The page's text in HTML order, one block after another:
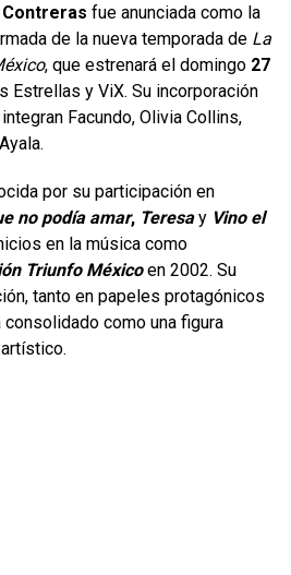
fue anunciada como la
de la nueva temporada de La
, que estrenará el domingo 27
Estrellas y ViX. Su incorporación
Facundo, Olivia Collins,
por su participación en
no podía amar, Teresay Vino el
en la música como
Triunfo Méxicoen 2002. Su
tanto en papeles protagónicos
como una figura